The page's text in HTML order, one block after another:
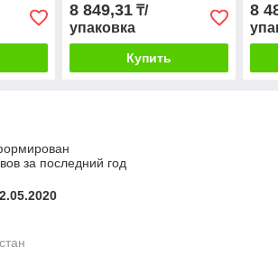
8 849,31₸/
упаковка
Купить
8
за последний год